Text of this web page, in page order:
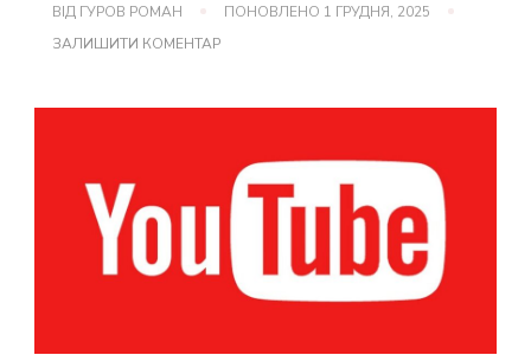
ВІД ГУРОВ РОМАН ПОНОВЛЕНО 1 ГРУДНЯ, 2025
ЗАЛИШИТИ КОМЕНТАРДО
ГАЙД
ДЛЯ
УКРАЇНЦІВ